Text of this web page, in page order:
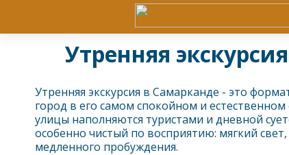
Утренняя
Утренняя экскурсия в Самарканде - это
город в его самом спокойном и естественном
улицы наполняются туристами и дневной
особенно чистый по восприятию: мягкий
медленного пробуждения.